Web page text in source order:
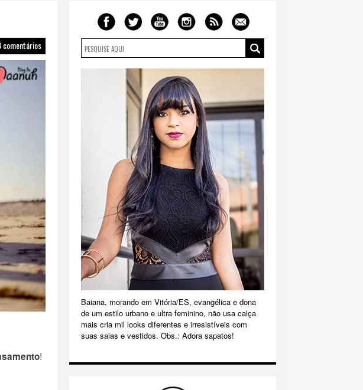
comentários
!
Baiana, morando em Vitória/ES, evangélica e dona
de um estilo urbano e ultra feminino, não usa calça
mais cria mil looks diferentes e irresistíveis com
suas saias e vestidos. Obs.: Adora sapatos!